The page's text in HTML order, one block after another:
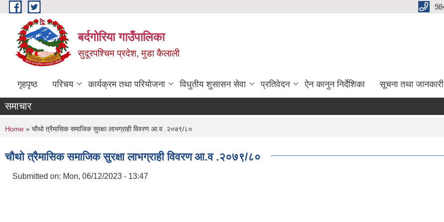
Skip to main content
बर्दगोरिया गाउँपालिका
सुदूरपश्चिम प्रदेश, मुडा कैलाली
गृहपृष्ठ परिचय कार्यक्रम तथा परियोजना विधुतीय शुसासन सेवा प्रतिवेदन ऐन कानुन निर्देशिका सूचना तथा जानकारी
समाचार
You are here
Home » चौथो त्रैमासिक समाजिक सुरक्षा लाभग्राही विवरण आ.व .२०७९/८०
चौथो त्रैमासिक समाजिक सुरक्षा लाभग्राही विवरण आ.व .२०७९/८०
Submitted on: Mon, 06/12/2023 - 13:47